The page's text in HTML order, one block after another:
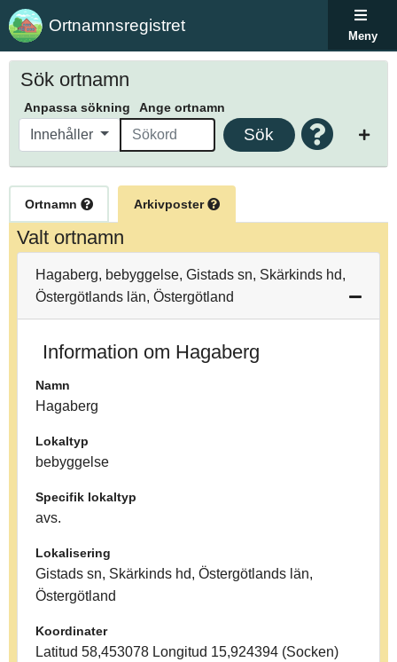
Ortnamnsregistret
Meny
Sök ortnamn
Anpassa sökning Ange ortnamn
Innehåller Sök
Ortnamn Arkivposter
Valt ortnamn
Hagaberg, bebyggelse, Gistads sn, Skärkinds hd,
Östergötlands län, Östergötland
Information om Hagaberg
Namn
Hagaberg
Lokaltyp
bebyggelse
Specifik lokaltyp
avs.
Lokalisering
Gistads sn, Skärkinds hd, Östergötlands län,
Östergötland
Koordinater
Latitud 58,453078 Longitud 15,924394 (Socken)